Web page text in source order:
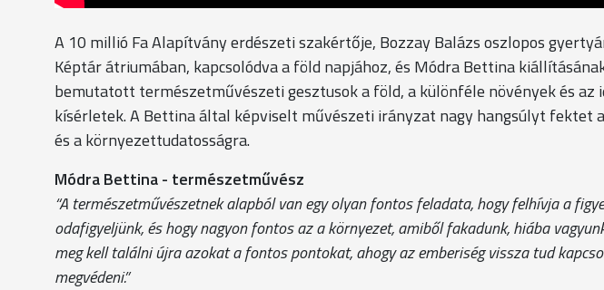
A 10 millió Fa Alapítvány erdészeti szakértője, Bozzay Balázs oszlopos
Képtár átriumában, kapcsolódva a föld napjához, és Módra Bettina
bemutatott természetművészeti gesztusok a föld, a különféle növények és
kísérletek. A Bettina által képviselt művészeti irányzat nagy hangsúlyt fektet
és a környezettudatosságra.
Módra Bettina - természetművész
“A természetművészetnek alapból van egy olyan fontos feladata, hogy felhívja a
odafigyeljünk, és hogy nagyon fontos az a környezet, amiből fakadunk, hiába
meg kell találni újra azokat a fontos pontokat, ahogy az emberiség vissza tud
megvédeni.”